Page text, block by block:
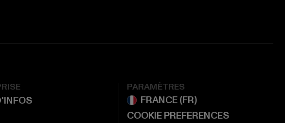
PARAMÈTRES
COOKIE PREFERENCES